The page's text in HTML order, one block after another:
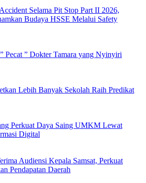
Selama Pit Stop Part II 2026,
Budaya HSSE Melalui Safety
Pecat ” Dokter Tamara yang Nyinyiri
Lebih Banyak Sekolah Raih Predikat
Perkuat Daya Saing UMKM Lewat
Digital
Audiensi Kepala Samsat, Perkuat
Pendapatan Daerah